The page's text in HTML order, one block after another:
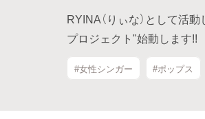
RYINA（りぃな）として活
プロジェクト"始動します!!
#女性シンガー #ポップス